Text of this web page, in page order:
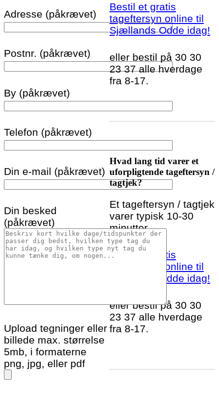
Adresse (påkrævet)
Postnr. (påkrævet)
By (påkrævet)
Telefon (påkrævet)
Din e-mail (påkrævet)
Din besked
(påkrævet)
Upload tegninger eller
billede max. størrelse
5mb, i formaterne
png, jpg, eller pdf
Bestil et gratis
tageftersyn online til
Sjællands Odde idag!
eller bestil på 30 30
23 37 alle hverdage
fra 8-17.
Hvad lang tid varer et
uforpligtende tageftersyn /
tagtjek?
Et tageftersyn / tagtjek
varer typisk 10-30
minutter.
Bestil et gratis
tageftersyn online til
Sjællands Odde idag!
eller bestil på 30 30
23 37 alle hverdage
fra 8-17.